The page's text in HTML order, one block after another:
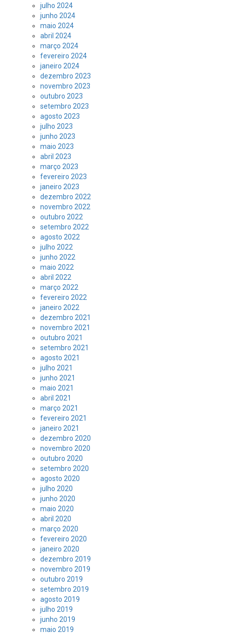
julho 2024
junho 2024
maio 2024
abril 2024
março 2024
fevereiro 2024
janeiro 2024
dezembro 2023
novembro 2023
outubro 2023
setembro 2023
agosto 2023
julho 2023
junho 2023
maio 2023
abril 2023
março 2023
fevereiro 2023
janeiro 2023
dezembro 2022
novembro 2022
outubro 2022
setembro 2022
agosto 2022
julho 2022
junho 2022
maio 2022
abril 2022
março 2022
fevereiro 2022
janeiro 2022
dezembro 2021
novembro 2021
outubro 2021
setembro 2021
agosto 2021
julho 2021
junho 2021
maio 2021
abril 2021
março 2021
fevereiro 2021
janeiro 2021
dezembro 2020
novembro 2020
outubro 2020
setembro 2020
agosto 2020
julho 2020
junho 2020
maio 2020
abril 2020
março 2020
fevereiro 2020
janeiro 2020
dezembro 2019
novembro 2019
outubro 2019
setembro 2019
agosto 2019
julho 2019
junho 2019
maio 2019